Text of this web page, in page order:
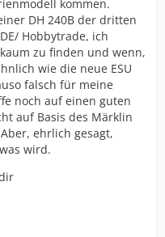
kommen.
DH 240B der dritten
Hobbytrade, ich
zu finden und wenn,
wie die neue ESU
falsch für meine
noch auf einen guten
auf Basis des Märklin
ehrlich gesagt,
wird.